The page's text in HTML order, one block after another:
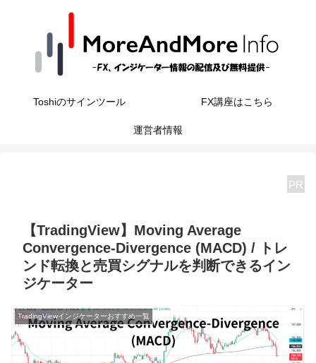
Toshiのサインツール FX講座はこちら
運営者情報
PR
【TradingView】Moving Average
Convergence-Divergence (MACD) / トレ
ンド転換と売買シグナルを判断できるイン
ジケーター
TradingViewインジケーターおすすめ一覧